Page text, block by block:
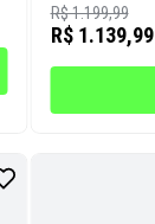
R$ 1.139,99
R$ 1.199,99